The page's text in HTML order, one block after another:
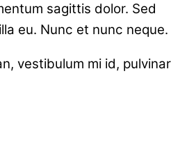
sagittis dolor. Sed
eu. Nunc et nunc neque.
vestibulum mi id, pulvinar